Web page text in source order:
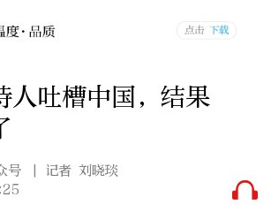
人吐槽中国，结果
号
| 记者 刘晓琰